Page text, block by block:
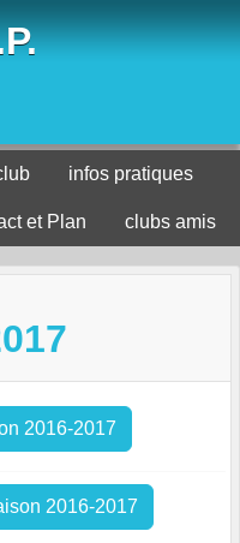
infos pratiques
et Plan clubs amis
2016-2017
2016-2017